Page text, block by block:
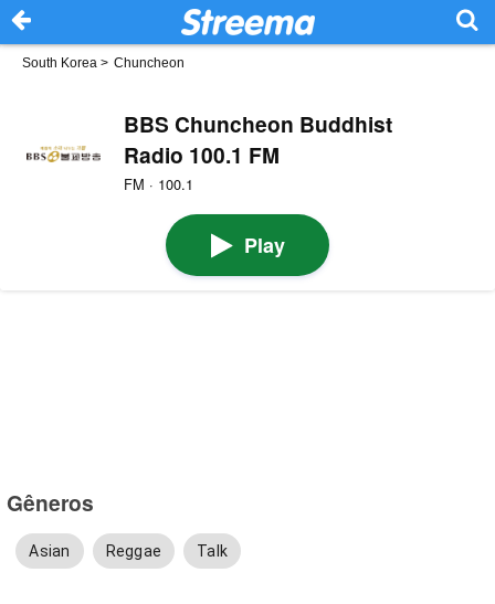
South Korea > Chuncheon
BBS Chuncheon Buddhist
Radio 100.1 FM
FM · 100.1
Play
Gêneros
Asian Reggae Talk